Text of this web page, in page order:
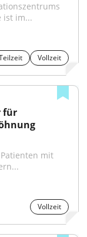
ist im...
Vollzeit
für
Patienten mit
Vollzeit